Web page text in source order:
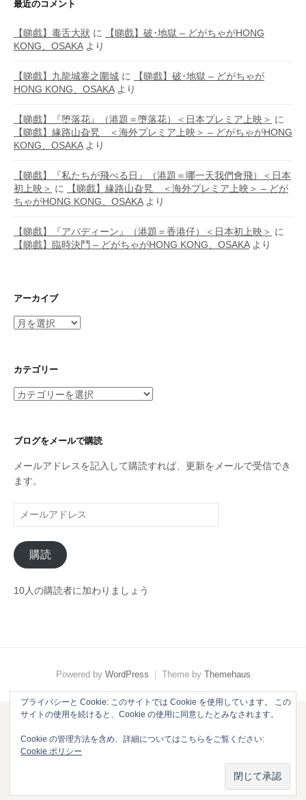
最近のコメント
【睇戲】毒舌大狀 に
【睇戲】破･地獄 – どがちゃがHONG
KONG、OSAKAより
【睇戲】九龍城寨之圍城 に
【睇戲】破･地獄 – どがちゃが
HONG KONG、OSAKAより
【睇戲】『堕落花』（港題＝墮落花）＜日本プレミア上映＞ に
【睇戲】緣路山旮旯 ＜海外プレミア上映＞ – どがちゃがHONG
KONG、OSAKAより
【睇戲】『私たちが飛べる日』（港題＝哪一天我們會飛）＜日本
初上映＞ に
【睇戲】緣路山旮旯 ＜海外プレミア上映＞ – どが
ちゃがHONG KONG、OSAKAより
【睇戲】『アバディーン』（港題＝香港仔）＜日本初上映＞ に
【睇戲】臨時決鬥 – どがちゃがHONG KONG、OSAKAより
アーカイブ
ア
イ
カテゴリー
カ
リ
ブログをメールで購読
メールアドレスを記入して購読すれば、更新をメールで受信でき
ます。
ー
ル
ア
ド
レ
購読
10人の購読者に加わりましょう
Powered by WordPress Theme by Themehaus
プライバシーと Cookie: このサイトでは Cookie を使用しています。 この
サイトの使用を続けると、Cookie の使用に同意したとみなされます。
Cookie の管理方法を含め、詳細についてはこちらをご覧ください:
Cookie ポリシー